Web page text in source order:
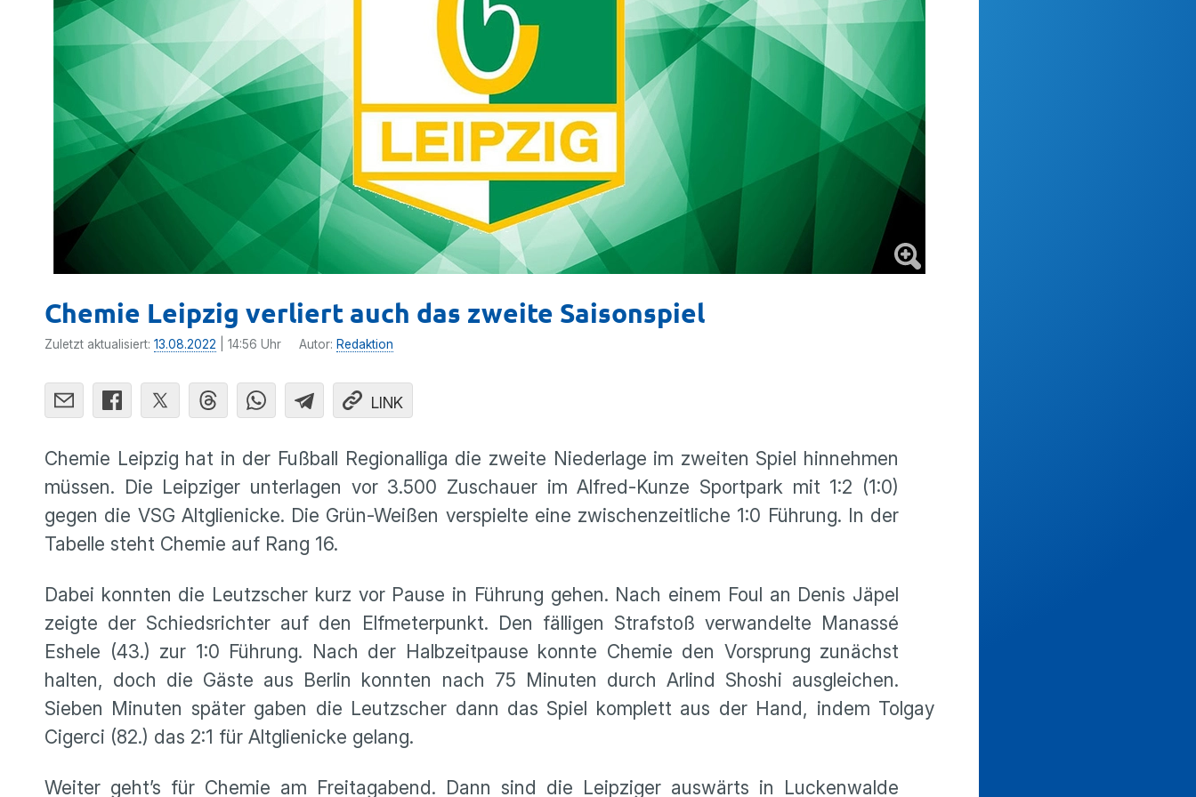
Chemie Leipzig verliert auch das zweite Saisonspiel
Zuletzt aktualisiert: 13.08.2022 | 14:56 Uhr Autor: Redaktion
LINK
Chemie Leipzig hat in der Fußball Regionalliga die zweite Niederlage im zweiten Spiel hinnehmen
müssen. Die Leipziger unterlagen vor 3.500 Zuschauer im Alfred-Kunze Sportpark mit 1:2 (1:0)
gegen die VSG Altglienicke. Die Grün-Weißen verspielte eine zwischenzeitliche 1:0 Führung. In der
Tabelle steht Chemie auf Rang 16.
Dabei konnten die Leutzscher kurz vor Pause in Führung gehen. Nach einem Foul an Denis Jäpel
zeigte der Schiedsrichter auf den Elfmeterpunkt. Den fälligen Strafstoß verwandelte Manassé
Eshele (43.) zur 1:0 Führung. Nach der Halbzeitpause konnte Chemie den Vorsprung zunächst
halten, doch die Gäste aus Berlin konnten nach 75 Minuten durch Arlind Shoshi ausgleichen.
Sieben Minuten später gaben die Leutzscher dann das Spiel komplett aus der Hand, indem Tolgay
Cigerci (82.) das 2:1 für Altglienicke gelang.
Weiter geht’s für Chemie am Freitagabend. Dann sind die Leipziger auswärts in Luckenwalde